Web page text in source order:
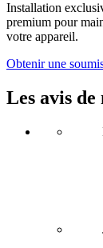
Installation
premium pour
votre appareil.
Obtenir une
Les avis de